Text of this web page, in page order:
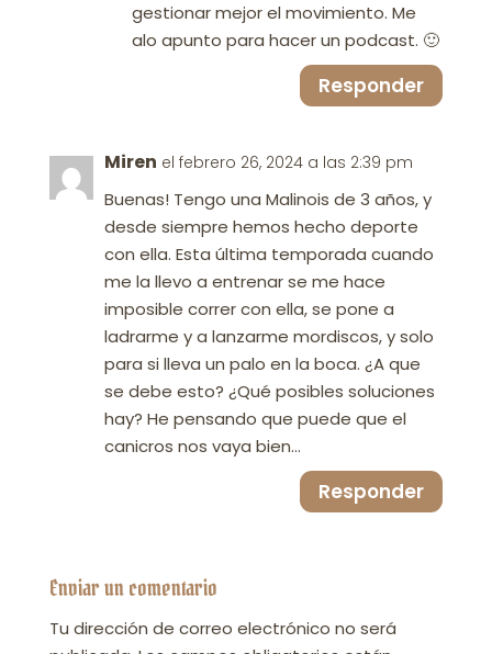
gestionar mejor el movimiento. Me
alo apunto para hacer un podcast. 🙂
Responder
Miren el febrero 26, 2024 a las 2:39 pm
Buenas! Tengo una Malinois de 3 años, y
desde siempre hemos hecho deporte
con ella. Esta última temporada cuando
me la llevo a entrenar se me hace
imposible correr con ella, se pone a
ladrarme y a lanzarme mordiscos, y solo
para si lleva un palo en la boca. ¿A que
se debe esto? ¿Qué posibles soluciones
hay? He pensando que puede que el
canicros nos vaya bien…
Responder
Enviar un comentario
Tu dirección de correo electrónico no será